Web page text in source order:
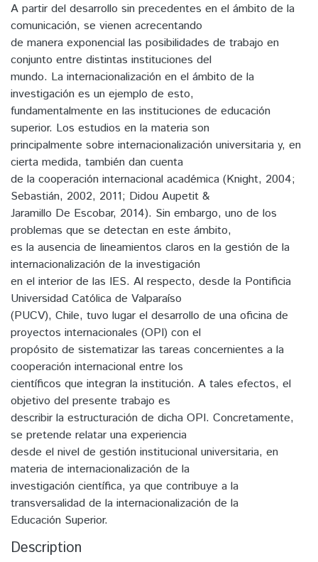
A partir del desarrollo sin precedentes en el ámbito de la
comunicación, se vienen acrecentando
de manera exponencial las posibilidades de trabajo en
conjunto entre distintas instituciones del
mundo. La internacionalización en el ámbito de la
investigación es un ejemplo de esto,
fundamentalmente en las instituciones de educación
superior. Los estudios en la materia son
principalmente sobre internacionalización universitaria y, en
cierta medida, también dan cuenta
de la cooperación internacional académica (Knight, 2004;
Sebastián, 2002, 2011; Didou Aupetit &
Jaramillo De Escobar, 2014). Sin embargo, uno de los
problemas que se detectan en este ámbito,
es la ausencia de lineamientos claros en la gestión de la
internacionalización de la investigación
en el interior de las IES. Al respecto, desde la Pontificia
Universidad Católica de Valparaíso
(PUCV), Chile, tuvo lugar el desarrollo de una oficina de
proyectos internacionales (OPI) con el
propósito de sistematizar las tareas concernientes a la
cooperación internacional entre los
científicos que integran la institución. A tales efectos, el
objetivo del presente trabajo es
describir la estructuración de dicha OPI. Concretamente,
se pretende relatar una experiencia
desde el nivel de gestión institucional universitaria, en
materia de internacionalización de la
investigación científica, ya que contribuye a la
transversalidad de la internacionalización de la
Educación Superior.
Description